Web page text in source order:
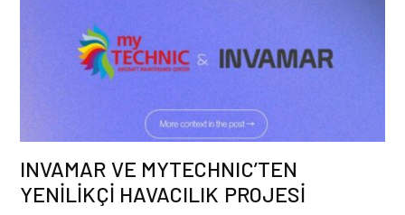
INVAMAR VE MYTECHNIC’TEN
YENİLİKÇİ HAVACILIK PROJESİ